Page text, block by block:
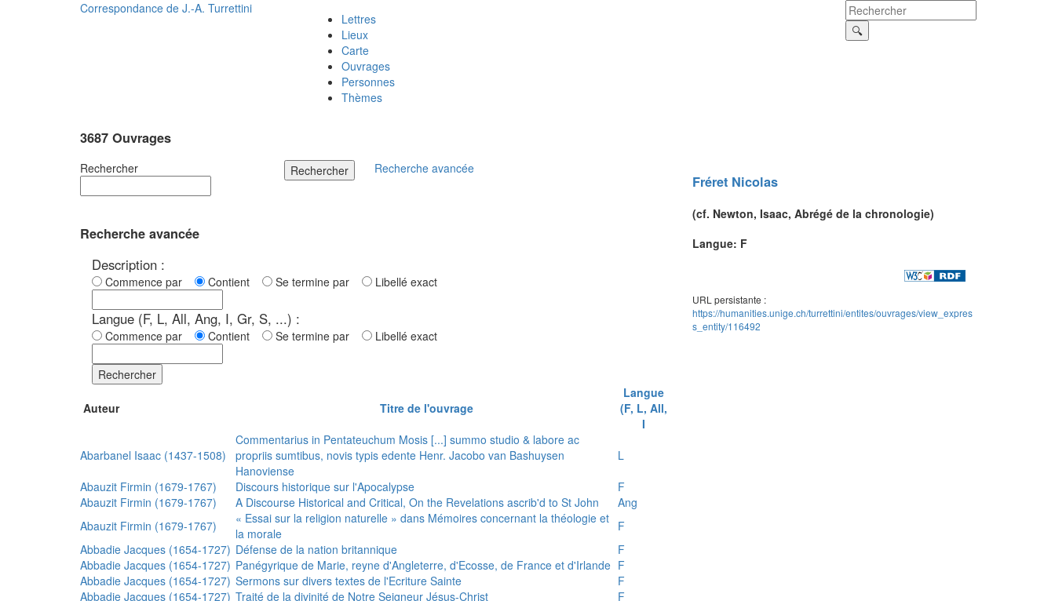
Correspondance de J.-A. Turrettini
Lettres
Lieux
Carte
Ouvrages
Personnes
Thèmes
3687 Ouvrages
Rechercher Rechercher Recherche avancée
Recherche avancée
Description :
Commence par Contient Se termine par Libellé exact
Langue (F, L, All, Ang, I, Gr, S, ...) :
Commence par Contient Se termine par Libellé exact
Rechercher
Auteur Titre de l'ouvrage
Langue
(F, L, All,
I
Abarbanel Isaac (1437-1508)
Commentarius in Pentateuchum Mosis [...] summo studio & labore ac
propriis sumtibus, novis typis edente Henr. Jacobo van Bashuysen
Hanoviense
L
Abauzit Firmin (1679-1767)
Discours historique sur l'Apocalypse
F
Abauzit Firmin (1679-1767)
A Discourse Historical and Critical, On the Revelations ascrib'd to St John
Ang
Abauzit Firmin (1679-1767)
« Essai sur la religion naturelle » dans Mémoires concernant la théologie et
la morale
F
Abbadie Jacques (1654-1727) Défense de la nation britannique
F
Abbadie Jacques (1654-1727) Panégyrique de Marie, reyne d'Angleterre, d'Ecosse, de France et d'Irlande F
Abbadie Jacques (1654-1727) Sermons sur divers textes de l'Ecriture Sainte
F
Abbadie Jacques (1654-1727) Traité de la divinité de Notre Seigneur Jésus-Christ
F
Fréret Nicolas
(cf. Newton, Isaac, Abrégé de la chronologie)
Langue: F
URL persistante :
https://humanities.unige.ch/turrettini/entites/ouvrages/view_expres
s_entity/116492